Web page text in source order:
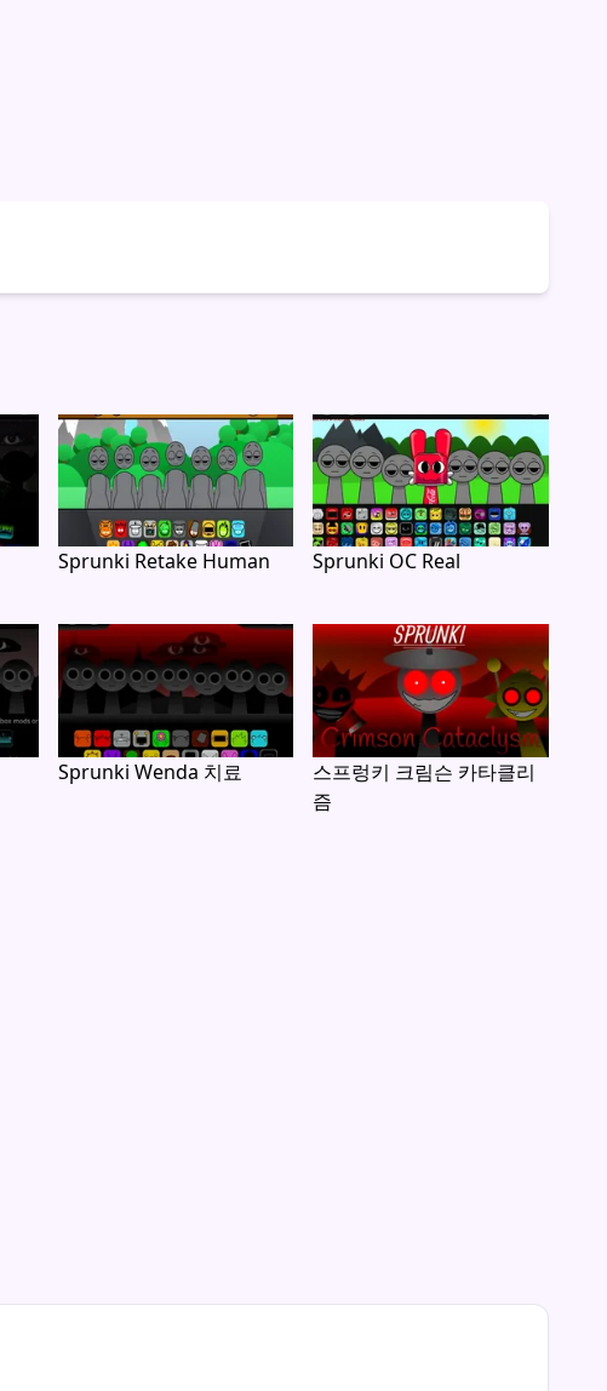
Sprunki Retake Human Sprunki OC Real
Sprunki Wenda 치료
스프렁키 크림슨 카타클리
즘